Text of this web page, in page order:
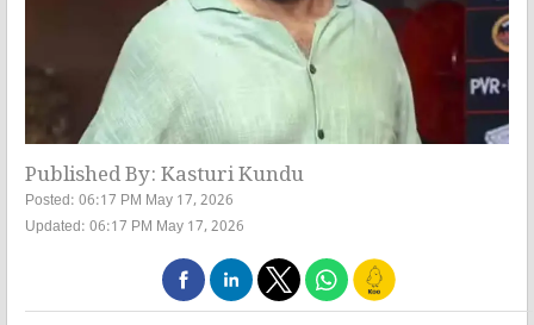
Published By: Kasturi Kundu
Posted: 06:17 PM May 17, 2026
Updated: 06:17 PM May 17, 2026